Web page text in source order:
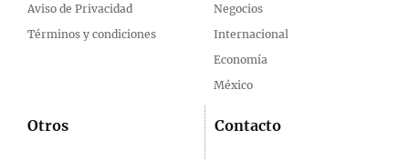
Aviso de Privacidad
Términos y condiciones
Negocios
Internacional
Economía
México
Otros Contacto